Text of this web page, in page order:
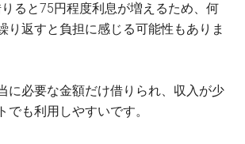
ると75円程度利息が増えるため、何
り返すと負担に感じる可能性もありま
に必要な金額だけ借りられ、収入が少
でも利用しやすいです。